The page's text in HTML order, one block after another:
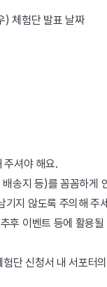
) 체험단 발표 날짜
주셔야 해요.
송지 등)를 꼼꼼하게
기지 않도록 주의해 주
후 이벤트 등에 활용
단 신청서 내 서포터